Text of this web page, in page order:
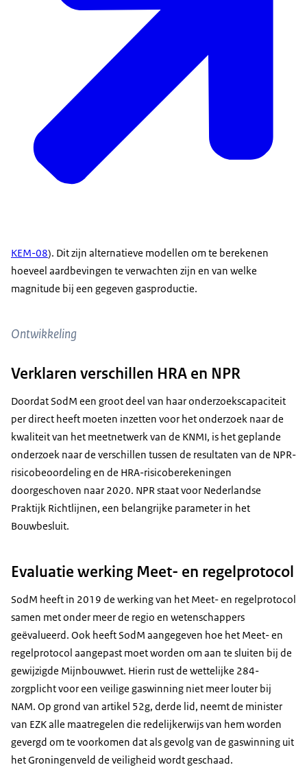
KEM-08). Dit zijn alternatieve modellen om te berekenen
hoeveel aardbevingen te verwachten zijn en van welke
magnitude bij een gegeven gasproductie.
Ontwikkeling
Verklaren verschillen HRA en NPR
Doordat SodM een groot deel van haar onderzoekscapaciteit
per direct heeft moeten inzetten voor het onderzoek naar de
kwaliteit van het meetnetwerk van de KNMI, is het geplande
onderzoek naar de verschillen tussen de resultaten van de NPR-
risicobeoordeling en de HRA-risicoberekeningen
doorgeschoven naar 2020. NPR staat voor Nederlandse
Praktijk Richtlijnen, een belangrijke parameter in het
Bouwbesluit.
Evaluatie werking Meet- en regelprotocol
SodM heeft in 2019 de werking van het Meet- en regelprotocol
samen met onder meer de regio en wetenschappers
geëvalueerd. Ook heeft SodM aangegeven hoe het Meet- en
regelprotocol aangepast moet worden om aan te sluiten bij de
gewijzigde Mijnbouwwet. Hierin rust de wettelijke 284-
zorgplicht voor een veilige gaswinning niet meer louter bij
NAM. Op grond van artikel 52g, derde lid, neemt de minister
van EZK alle maatregelen die redelijkerwijs van hem worden
gevergd om te voorkomen dat als gevolg van de gaswinning uit
het Groningenveld de veiligheid wordt geschaad.